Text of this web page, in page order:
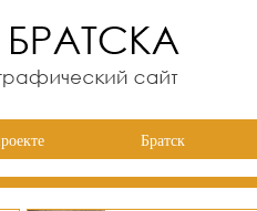
Братск